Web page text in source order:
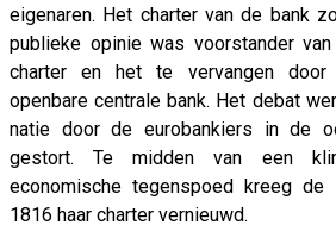
eigenaren. Het charter van de bank
publieke opinie was voorstander
charter en het te vervangen door
openbare centrale bank. Het debat
natie door de eurobankiers in de
gestort. Te midden van een
economische tegenspoed kreeg de
1816 haar charter vernieuwd.